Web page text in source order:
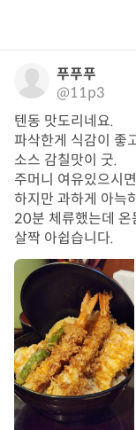
푸푸푸
@11p3
텐동 맛도리네요.
파삭한게 식감이 좋
소스 감칠맛이 굿.
주머니 여유있으시
하지만 과하게 아늑
20분 체류했는데 온
살짝 아쉽습니다.